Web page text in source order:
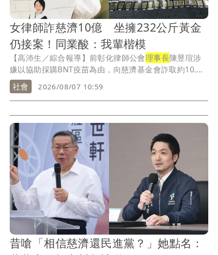
女律師詐慈濟10億 坐擁232公斤黃金
仍接案！同業酸：我輩楷模
【高沛生／綜合報導】前彰化律師公會理事長陳昱瑄涉
嫌以協助採購BNT疫苗為由，向慈濟基金會詐取約10....
社會
2026/08/07 10:59
昔嗆「相信慈濟還民進黨？」她點名：